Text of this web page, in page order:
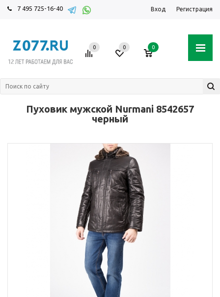
7 495 725-16-40 Вход Регистрация
0 0 0
Пуховик мужской Nurmani 8542657
черный